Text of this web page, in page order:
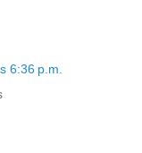
6:36 p.m.